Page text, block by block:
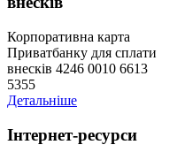
Корпоративна карта
Приватбанку для сплати
внесків 4246 0010 6613
5355
Детальніше
Інтернет-ресурси